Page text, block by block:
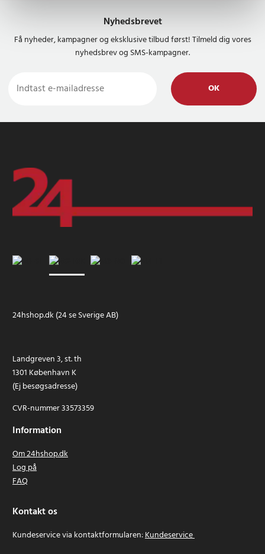
Nyhedsbrevet
Få nyheder, kampagner og eksklusive tilbud først! Tilmeld dig vores
nyhedsbrev og SMS-kampagner.
OK
24hshop.dk (24 se Sverige AB)
Landgreven 3, st. th
1301 København K
(Ej besøgsadresse)
CVR-nummer 33573359
Information
Om 24hshop.dk
Log på
FAQ
Kontakt os
Kundeservice via kontaktformularen:Kundeservice